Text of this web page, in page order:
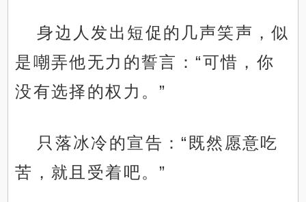
身边人发出短促的几声笑声，似
是嘲弄他无力的誓言：“可惜，你
没有选择的权力。”
只落冰冷的宣告：“既然愿意吃
苦，就且受着吧。”